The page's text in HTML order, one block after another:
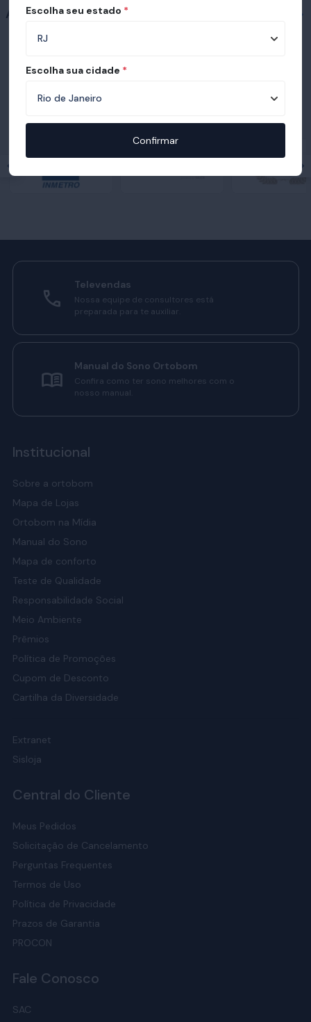
Acessórios
Prêmios e certificações recebidas pelo
Ortobom
Televendas
Nossa equipe de consultores está
preparada para te auxiliar.
Manual do Sono Ortobom
Confira como ter sono melhores com o
nosso manual.
Institucional
Sobre a ortobom
Mapa de Lojas
Ortobom na Mídia
Manual do Sono
Mapa de conforto
Teste de Qualidade
Responsabilidade Social
Meio Ambiente
Prêmios
Política de Promoções
Cupom de Desconto
Cartilha da Diversidade
Extranet
Sisloja
Central do Cliente
Meus Pedidos
Solicitação de Cancelamento
Perguntas Frequentes
Termos de Uso
Política de Privacidade
Prazos de Garantia
PROCON
Fale Conosco
SAC
Escolha seu estado *
Escolha sua cidade *
Confirmar